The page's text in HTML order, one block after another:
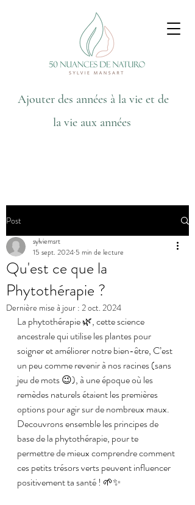
Ajouter des années à la vie et de
la vie aux années
Post
Qu'est ce que la
Phytothérapie ?
sylviemsrt
15 sept. 2024 5 min de lecture
Dernière mise à jour : 2 oct. 2024
La phytothérapie 🌿, cette science
ancestrale qui utilise les plantes pour
soigner et améliorer notre bien-être, C’est
un peu comme revenir à nos racines (sans
jeu de mots 😉), à une époque où les
remèdes naturels étaient les premières
options pour agir sur de nombreux maux.
Decouvrons ensemble les principes de
base de la phytothérapie, pour te
permettre de mieux comprendre comment
ces petits trésors verts peuvent influencer
positivement ta santé ! 🌱✨